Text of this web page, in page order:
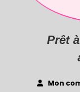
Prêt
Mon